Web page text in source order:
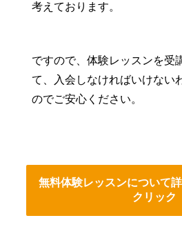
考えております。
ですので、体験レッスンを受
て、入会しなければいけない
のでご安心ください。
無料体験レッスンについて
クリック